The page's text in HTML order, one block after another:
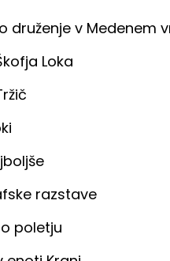
druženje v Medenem
Loka
razstave
poletju